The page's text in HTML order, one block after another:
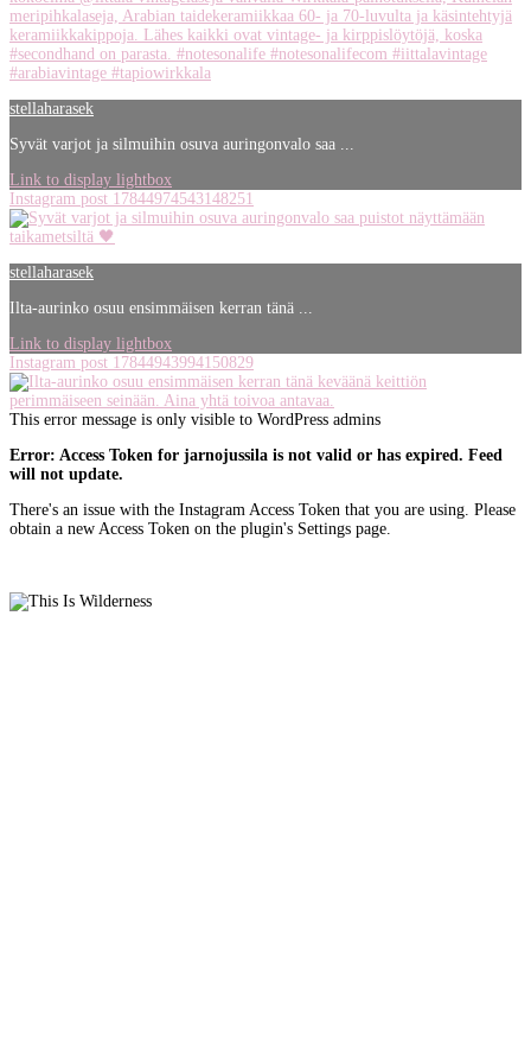
stellaharasek
Syvät varjot ja silmuihin osuva auringonvalo saa ...
Link to display lightbox
Instagram post 17844974543148251
stellaharasek
Ilta-aurinko osuu ensimmäisen kerran tänä ...
Link to display lightbox
Instagram post 17844943994150829
This error message is only visible to WordPress admins
Error: Access Token for jarnojussila is not valid or has expired. Feed
will not update.
There's an issue with the Instagram Access Token that you are using. Please
obtain a new Access Token on the plugin's Settings page.